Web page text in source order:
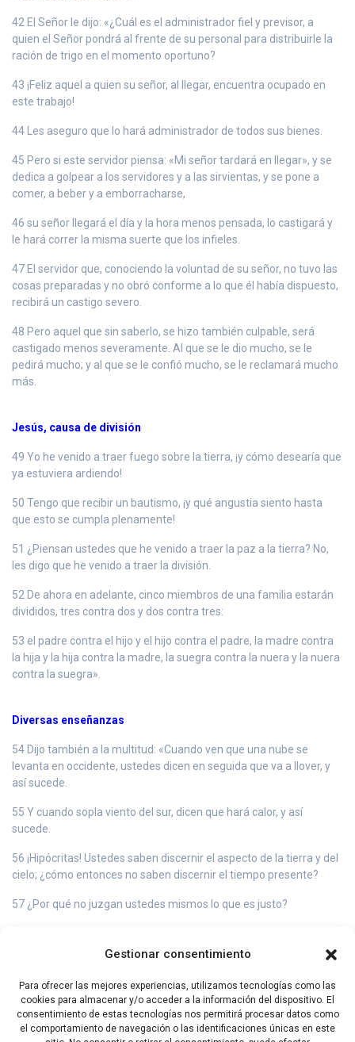
Gestionar consentimiento
Para ofrecer las mejores experiencias, utilizamos tecnologías como las
cookies para almacenar y/o acceder a la información del dispositivo. El
consentimiento de estas tecnologías nos permitirá procesar datos como
el comportamiento de navegación o las identificaciones únicas en este
42 El Señor le dijo: «¿Cuál es el administrador fiel y previsor, a
quien el Señor pondrá al frente de su personal para distribuirle la
ración de trigo en el momento oportuno?
43 ¡Feliz aquel a quien su señor, al llegar, encuentra ocupado en
este trabajo!
44 Les aseguro que lo hará administrador de todos sus bienes.
45 Pero si este servidor piensa: «Mi señor tardará en llegar», y se
dedica a golpear a los servidores y a las sirvientas, y se pone a
comer, a beber y a emborracharse,
46 su señor llegará el día y la hora menos pensada, lo castigará y
le hará correr la misma suerte que los infieles.
47 El servidor que, conociendo la voluntad de su señor, no tuvo las
cosas preparadas y no obró conforme a lo que él había dispuesto,
recibirá un castigo severo.
48 Pero aquel que sin saberlo, se hizo también culpable, será
castigado menos severamente. Al que se le dio mucho, se le
pedirá mucho; y al que se le confió mucho, se le reclamará mucho
más.
Jesús, causa de división
49 Yo he venido a traer fuego sobre la tierra, ¡y cómo desearía que
ya estuviera ardiendo!
50 Tengo que recibir un bautismo, ¡y qué angustia siento hasta
que esto se cumpla plenamente!
51 ¿Piensan ustedes que he venido a traer la paz a la tierra? No,
les digo que he venido a traer la división.
52 De ahora en adelante, cinco miembros de una familia estarán
divididos, tres contra dos y dos contra tres:
53 el padre contra el hijo y el hijo contra el padre, la madre contra
la hija y la hija contra la madre, la suegra contra la nuera y la nuera
contra la suegra».
Diversas enseñanzas
54 Dijo también a la multitud: «Cuando ven que una nube se
levanta en occidente, ustedes dicen en seguida que va a llover, y
así sucede.
55 Y cuando sopla viento del sur, dicen que hará calor, y así
sucede.
56 ¡Hipócritas! Ustedes saben discernir el aspecto de la tierra y del
cielo; ¿cómo entonces no saben discernir el tiempo presente?
57 ¿Por qué no juzgan ustedes mismos lo que es justo?
magistrado, trata de llegar a un acuerdo con él en el camino, no
guardia, y este te ponga en la cárcel.
59 Te aseguro que no saldrás de allí hasta que hayas pagado el
último centavo».